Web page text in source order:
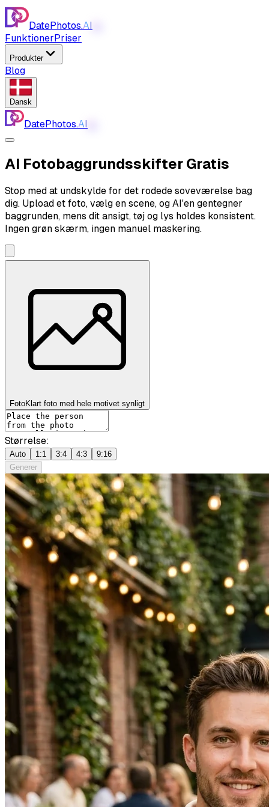
DatePhotos.AI
FunktionerPriser
Produkter
Blog
Dansk
DatePhotos.AI
AI Fotobaggrundsskifter Gratis
Stop med at undskylde for det rodede soveværelse bag
dig. Upload et foto, vælg en scene, og AI'en gentegner
baggrunden, mens dit ansigt, tøj og lys holdes konsistent.
Ingen grøn skærm, ingen manuel maskering.
FotoKlart foto med hele motivet synligt
Størrelse:
Auto 1:1 3:4 4:3
9:16
Generer